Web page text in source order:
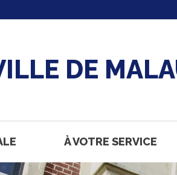
DE
À VOTRE SERVICE